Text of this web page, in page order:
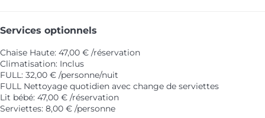
Services optionnels
Chaise Haute: 47,00 € /réservation
Climatisation: Inclus
FULL: 32,00 € /personne/nuit
FULL Nettoyage quotidien avec change de serviettes
Lit bébé: 47,00 € /réservation
Serviettes: 8,00 € /personne